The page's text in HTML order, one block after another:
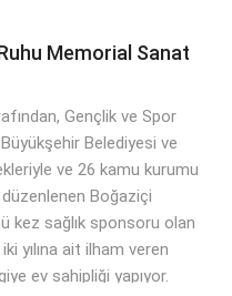
Memorial Sanat
Gençlik ve Spor
Belediyesi ve
ve 26 kamu kurumu
Boğaziçi
kez sağlık sponsoru olan
yılına ait ilham veren
ev sahipliği yapıyor.